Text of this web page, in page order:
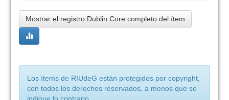
Mostrar el registro Dublin Core completo del ítem
Los ítems de RIUdeG están protegidos por copyright,
con todos los derechos reservados, a menos que se